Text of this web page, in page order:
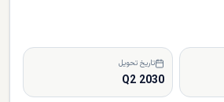
تاریخ تحویل
Q2 2030